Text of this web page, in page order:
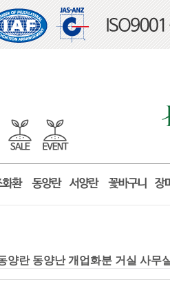
양란 동양난 개업화분 거실 사무